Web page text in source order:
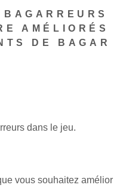
AMÉLIORÉS
DE BAGAR
dans le jeu.
vous souhaitez amélior